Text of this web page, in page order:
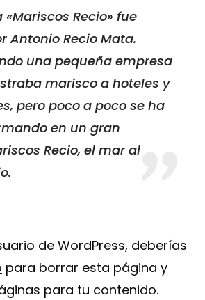
Recio» fue
Antonio Recio Mata.
una pequeña empresa
marisco a hoteles y
pero poco a poco se ha
en un gran
Recio, el mar al
de WordPress, deberías
para borrar esta página y
para tu contenido.